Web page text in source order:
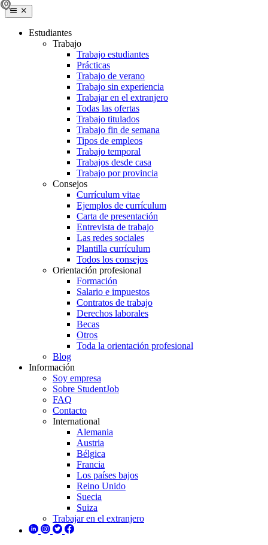
Estudiantes
Trabajo
Trabajo estudiantes
Prácticas
Trabajo de verano
Trabajo sin experiencia
Trabajar en el extranjero
Todas las ofertas
Trabajo titulados
Trabajo fin de semana
Tipos de empleos
Trabajo temporal
Trabajos desde casa
Trabajo por provincia
Consejos
Currículum vitae
Ejemplos de currículum
Carta de presentación
Entrevista de trabajo
Las redes sociales
Plantilla currículum
Todos los consejos
Orientación profesional
Formación
Salario e impuestos
Contratos de trabajo
Derechos laborales
Becas
Otros
Toda la orientación profesional
Blog
Información
Soy empresa
Sobre StudentJob
FAQ
Contacto
International
Alemania
Austria
Bélgica
Francia
Los países bajos
Reino Unido
Suecia
Suiza
Trabajar en el extranjero